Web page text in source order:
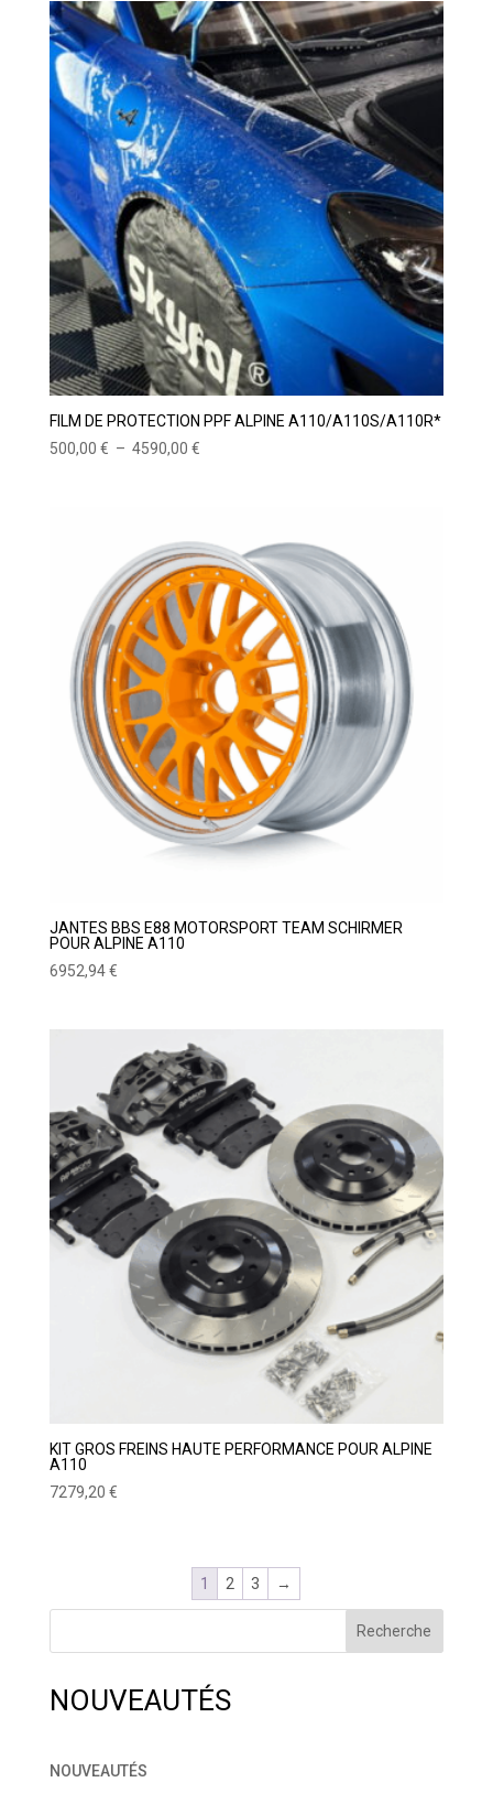
FILM DE PROTECTION PPF ALPINE A110/A110S/A110R*
500,00 € – 4590,00 €Plage
à
4590,00 €
JANTES BBS E88 MOTORSPORT TEAM SCHIRMER
POUR ALPINE A110
6952,94€
KIT GROS FREINS HAUTE PERFORMANCE POUR ALPINE
A110
7279,20 €
1 2 3 →
Recherche
NOUVEAUTÉS
NOUVEAUTÉS